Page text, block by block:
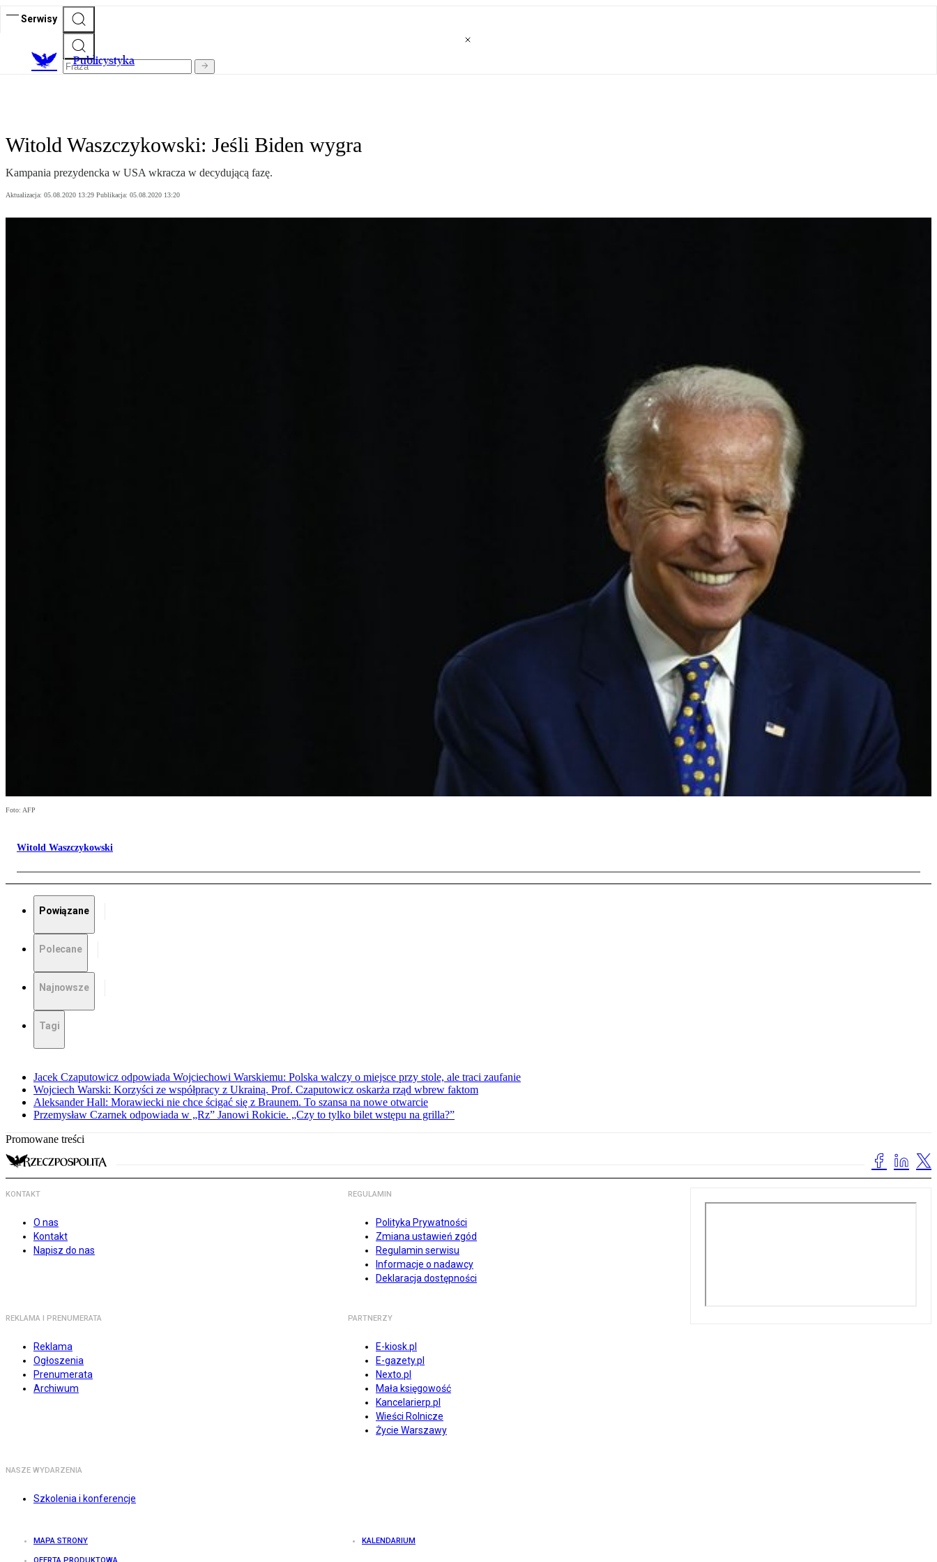
Serwisy
Publicystyka
Witold Waszczykowski: Jeśli Biden wygra
Kampania prezydencka w USA wkracza w decydującą fazę.
Aktualizacja: 05.08.2020 13:29 Publikacja: 05.08.2020 13:20
Foto: AFP
Witold Waszczykowski
Powiązane
Polecane
Najnowsze
Tagi
Jacek Czaputowicz odpowiada Wojciechowi Warskiemu: Polska walczy o miejsce przy stole, ale traci zaufanie
Wojciech Warski: Korzyści ze współpracy z Ukrainą. Prof. Czaputowicz oskarża rząd wbrew faktom
Aleksander Hall: Morawiecki nie chce ścigać się z Braunem. To szansa na nowe otwarcie
Przemysław Czarnek odpowiada w „Rz” Janowi Rokicie. „Czy to tylko bilet wstępu na grilla?”
Promowane treści
KONTAKT
O nas
Kontakt
Napisz do nas
REGULAMIN
Polityka Prywatności
Zmiana ustawień zgód
Regulamin serwisu
Informacje o nadawcy
Deklaracja dostępności
REKLAMA I PRENUMERATA
Reklama
Ogłoszenia
Prenumerata
Archiwum
PARTNERZY
E-kiosk.pl
E-gazety.pl
Nexto.pl
Mała księgowość
Kancelarierp.pl
Wieści Rolnicze
Życie Warszawy
NASZE WYDARZENIA
Szkolenia i konferencje
MAPA STRONY KALENDARIUM